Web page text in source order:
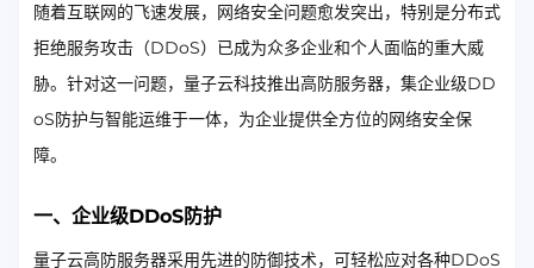
随着互联网的飞速发展，网络安全问题愈发突出，特别是分布式
拒绝服务攻击（DDoS）已成为众多企业和个人面临的重大威
胁。针对这一问题，量子云科技推出高防服务器，集企业级DD
oS防护与智能运维于一体，为企业提供全方位的网络安全保
障。
一、企业级DDoS防护
量子云高防服务器采用先进的防御技术，可轻松应对各种DDoS